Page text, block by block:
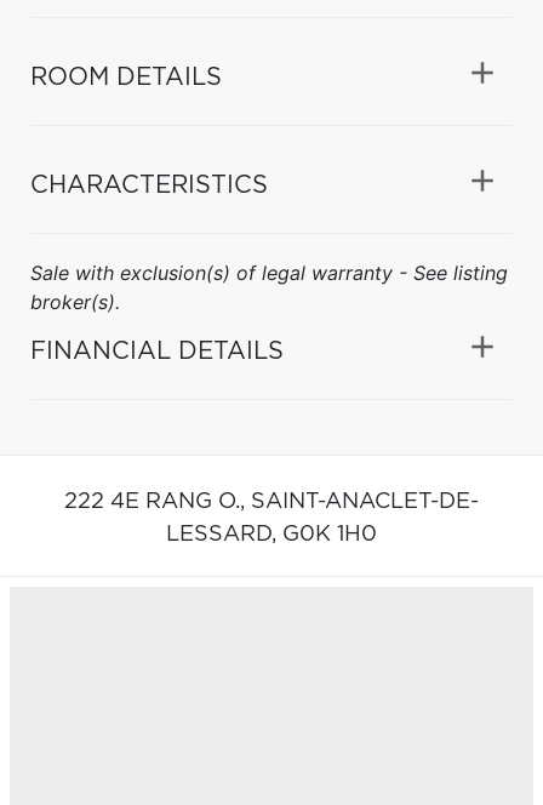
ROOM DETAILS
CHARACTERISTICS
Sale with exclusion(s) of legal warranty - See listing
broker(s).
FINANCIAL DETAILS
222 4E RANG O., SAINT-ANACLET-DE-
LESSARD, G0K 1H0